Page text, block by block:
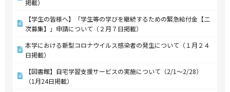
掲載）
【学生の皆様へ】「学生等の学びを継続するための緊急給付金【二
次募集】」申請について（２月７日掲載）
本学における新型コロナウイルス感染者の発生について（１月２４
日掲載）
【図書館】自宅学習支援サービスの実施について（2/1～2/28）
（1月24日掲載）